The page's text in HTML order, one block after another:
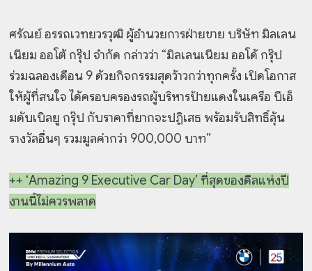
ศรัณย์ อรรถเวทยวรวุฒิ ผู้อำนวยการฝ่ายขาย บริษัท มิลเลน
เนียม ออโต้ กรุ๊ป จำกัด กล่าวว่า “มิลเลนเนียม ออโด้ กรุ๊ป
ร่วมฉลองเดือน 9 ด้วยกิจกรรมสุดว้าวกว่าทุกครั้ง เปิดโอกาส
ให้ผู้ที่สนใจ ได้ครอบครองรถผู้บริหารป้ายแดงในเครือ บีเอ็
มดับเบิลยู กรุ๊ป กับราคาที่ยากจะปฏิเสธ พร้อมรับสิทธิ์ลุ้น
รางวัลอื่นๆ รวมมูลค่ากว่า 900,000 บาท”
++ ‘Amazing 9 Executive Car Day’ ที่สุดของดีลแห่งปี
งานนี้ไม่ควรพลาด